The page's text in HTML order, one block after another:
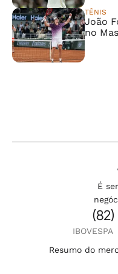
TÊNIS
João
no
É
IBOVESPA
Resumo do